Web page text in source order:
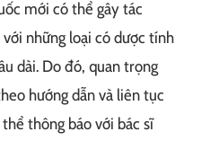
mới có thể gây tác
những loại có dược tính
dài. Do đó, quan trọng
hướng dẫn và liên tục
thông báo với bác sĩ